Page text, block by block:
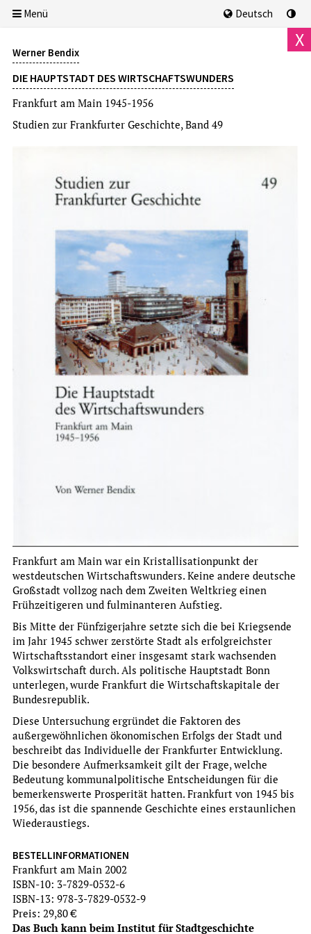
X
Werner Bendix
DIE HAUPTSTADT DES WIRTSCHAFTSWUNDERS
Frankfurt am Main 1945-1956
Studien zur Frankfurter Geschichte, Band 49
Frankfurt am Main war ein Kristallisationpunkt der
westdeutschen Wirtschaftswunders. Keine andere deutsche
Großstadt vollzog nach dem Zweiten Weltkrieg einen
Frühzeitigeren und fulminanteren Aufstieg.
Bis Mitte der Fünfzigerjahre setzte sich die bei Kriegsende
im Jahr 1945 schwer zerstörte Stadt als erfolgreichster
Wirtschaftsstandort einer insgesamt stark wachsenden
Volkswirtschaft durch. Als politische Hauptstadt Bonn
unterlegen, wurde Frankfurt die Wirtschaftskapitale der
Bundesrepublik.
Diese Untersuchung ergründet die Faktoren des
außergewöhnlichen ökonomischen Erfolgs der Stadt und
beschreibt das Individuelle der Frankfurter Entwicklung.
Die besondere Aufmerksamkeit gilt der Frage, welche
Bedeutung kommunalpolitische Entscheidungen für die
bemerkenswerte Prosperität hatten. Frankfurt von 1945 bis
1956, das ist die spannende Geschichte eines erstaunlichen
Wiederaustiegs.
BESTELLINFORMATIONEN
Frankfurt am Main 2002
ISBN-10: 3-7829-0532-6
ISBN-13: 978-3-7829-0532-9
Preis: 29,80 €
Das Buch kann beim Institut für Stadtgeschichte
Menü Deutsch
DER ARCHITEKT CARL-HERMANN RUDLOFF (1890-1949) -
PROTAGONIST DES SIEDLUNGSBAUS IM NEUEN
FRANKFURT
Evelyn Brockhoff und Alexander Jehn unter Mitarbeit
von Franziska Kiermeier
DIE FRANKFURTER PAULSKIRCHE. ORT DER DEUTSCHEN
DEMOKRATIE
Kleine Schriften des Instituts für Stadtgeschichte,